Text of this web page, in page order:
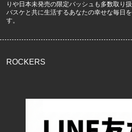
りや日本未発売の限定バッシュも多数取り扱
バスケと共に生活するあなたの幸せな毎日
す。
ROCKERS
配送・送料について